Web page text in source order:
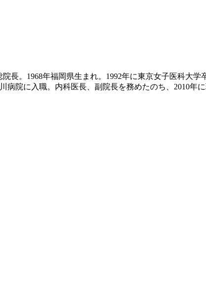
長。 1968年福岡県生まれ。 1992年に東京女子医科大学
病院に入職。 内科医長、副院長を務めたのち、2010年